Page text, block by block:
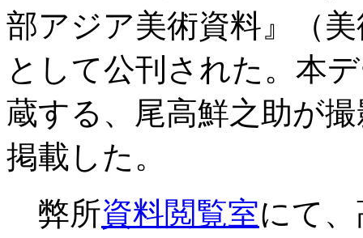
部アジア美術資料』（
として公刊された。本
蔵する、尾高鮮之助が
掲載した。
弊所資料閲覧室にて